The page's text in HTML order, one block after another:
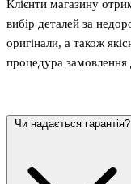
Клієнти магазину
вибір деталей за
оригінали, а також
процедура замовлення
Чи надається гарантія?